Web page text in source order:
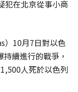
犯在北京從事小商
）10月7日對以色
續進行的戰爭，
人死於以色列